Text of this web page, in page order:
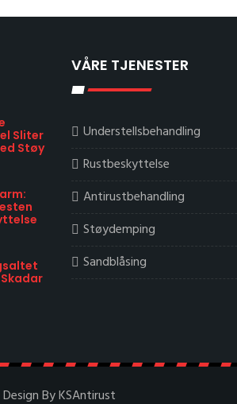
Sliter
Støy
VÅRE TJENESTER
Understellsbehandling
Rustbeskyttelse
Antirustbehandling
Støydemping
Sandblåsing
Design By KSAntirust